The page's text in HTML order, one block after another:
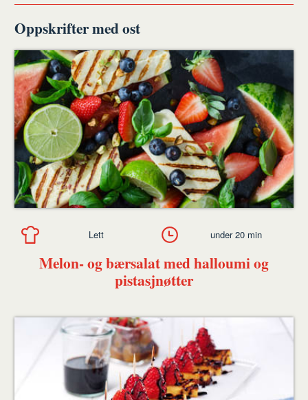
Oppskrifter med ost
Melon- og bærsalat med halloumi og
pistasjnøtter
Lett under 20 min